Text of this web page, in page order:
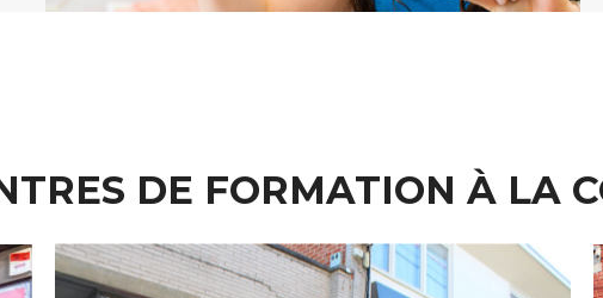
DE FORMATION À LA